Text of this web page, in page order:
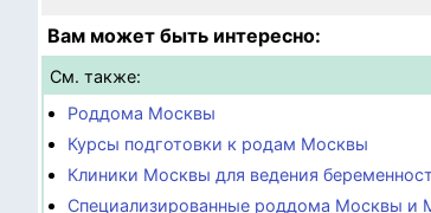
Вам может быть интересно:
См. также:
Роддома Москвы
Курсы подготовки к родам Москвы
Клиники Москвы для ведения
Специализированные роддома Москвы и